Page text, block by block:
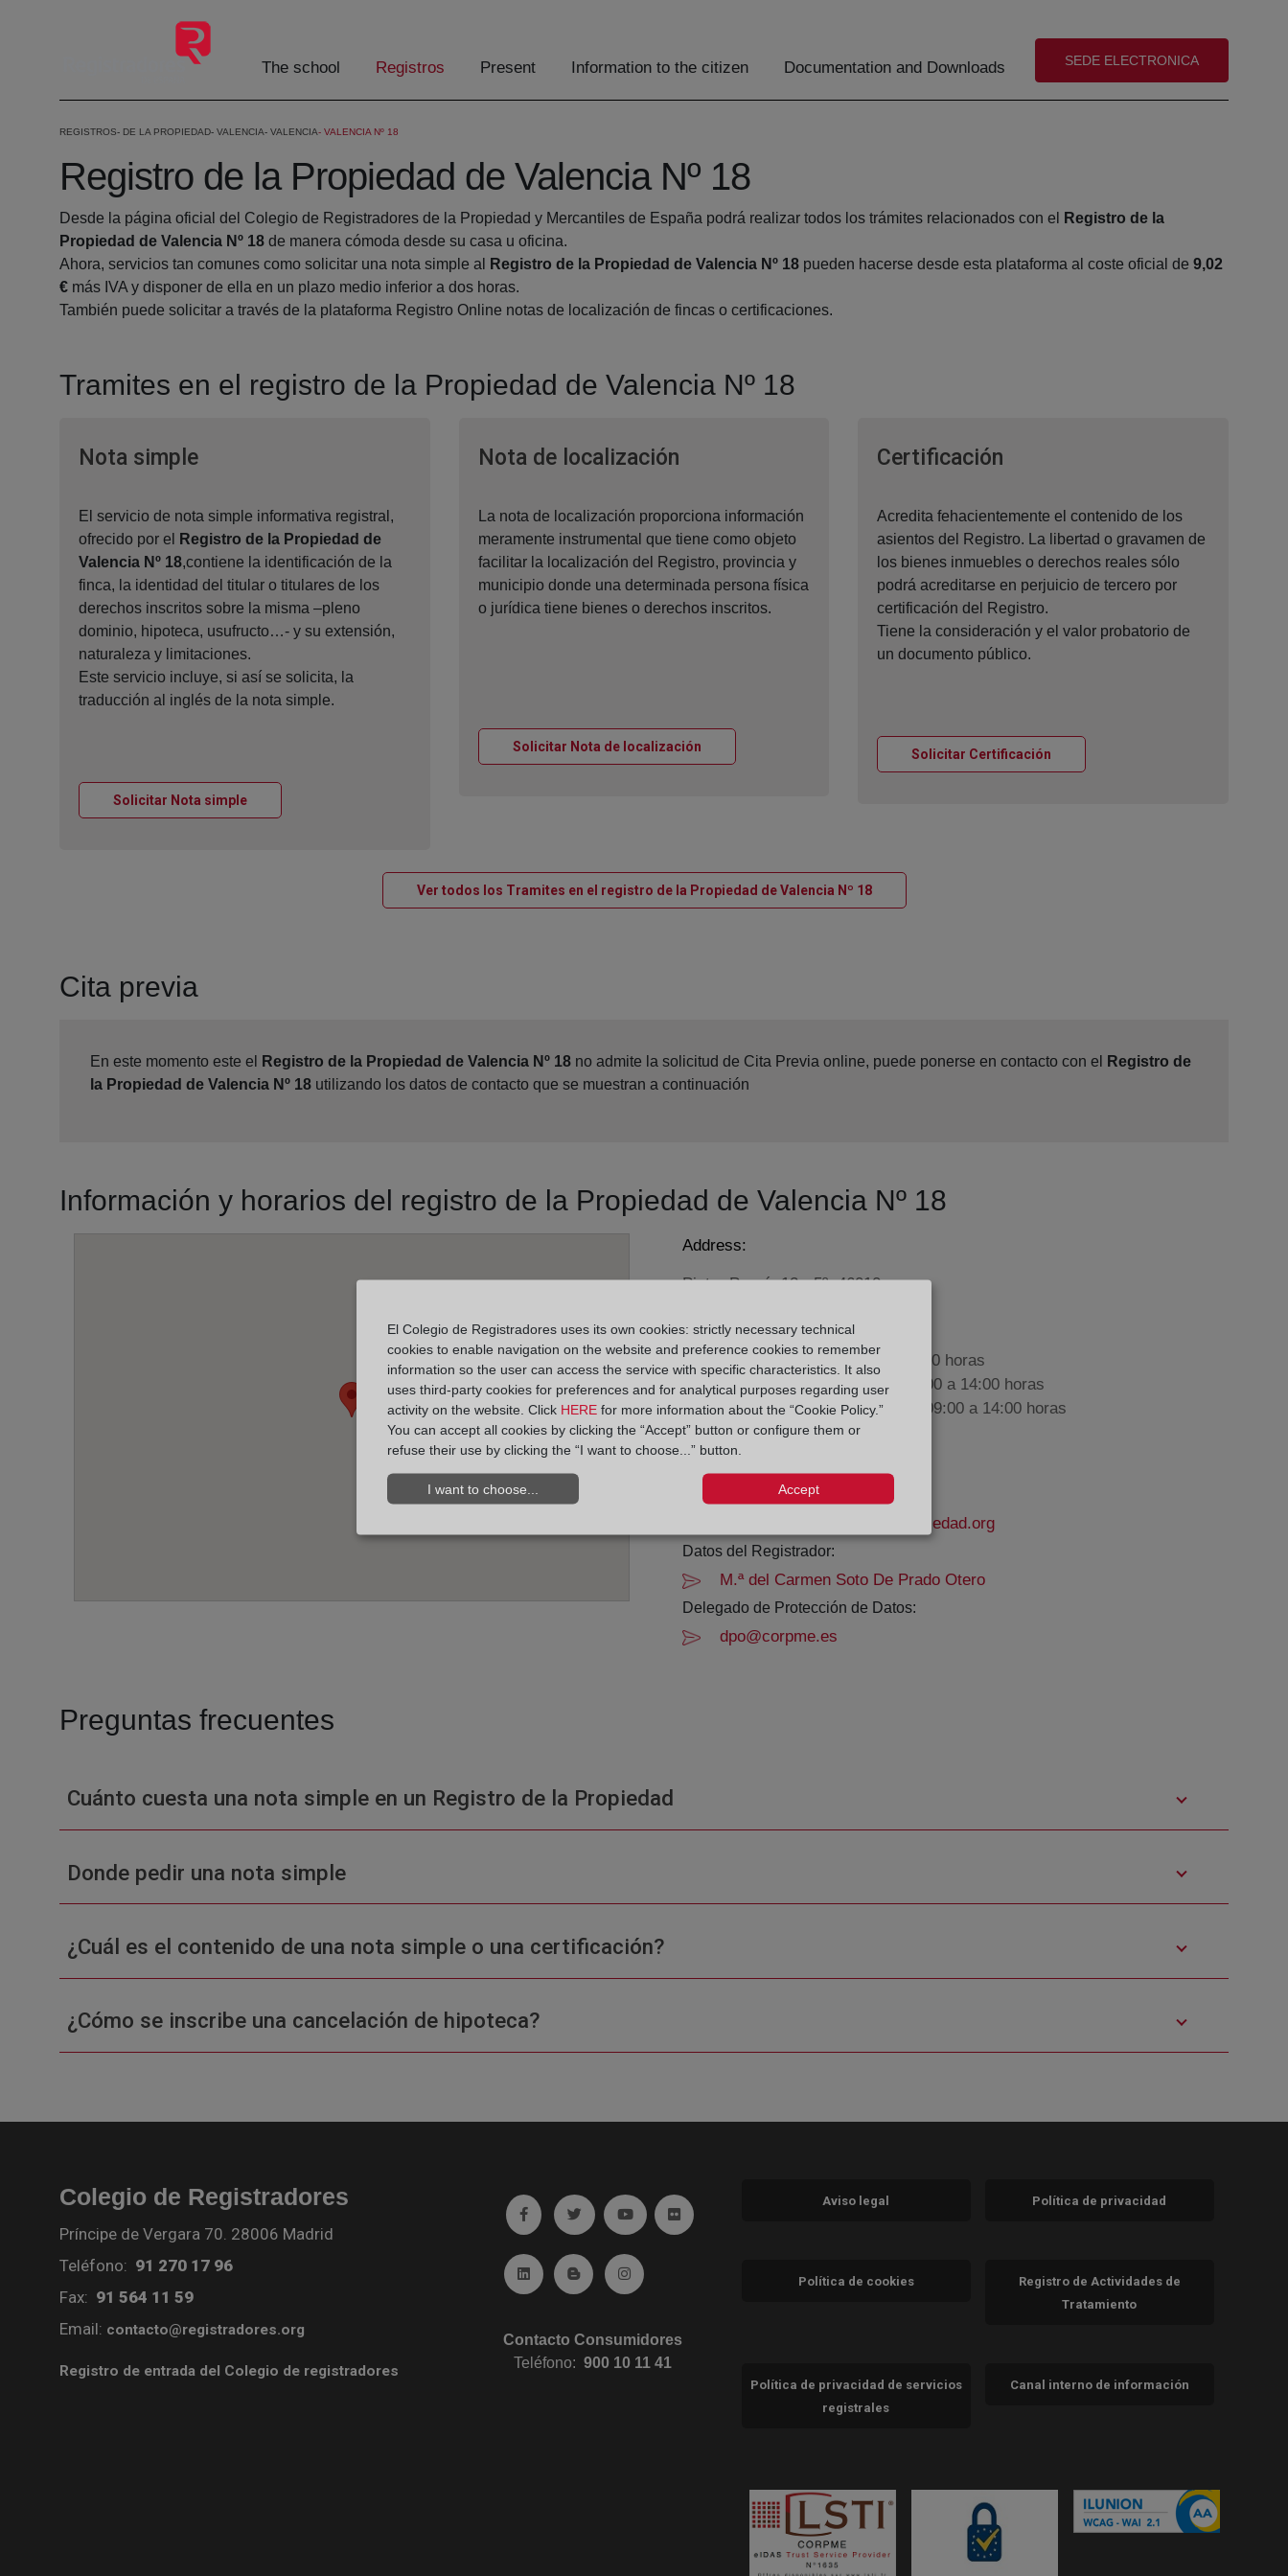
The school Registros Present Information to the citizen Documentation and Downloads (abre en nueva ventana)
SEDE ELECTRONICA
REGISTROS DE LA PROPIEDAD VALENCIA VALENCIA VALENCIA Nº 18
Registro de la Propiedad de Valencia Nº 18
Desde la página oficial del Colegio de Registradores de la Propiedad y Mercantiles de España podrá realizar todos los trámites relacionados con el
Registro de la
Propiedad de Valencia Nº 18 de manera cómoda desde su casa u oficina.
Ahora, servicios tan comunes como solicitar una nota simple al
Registro de la Propiedad de Valencia Nº 18 pueden hacerse desde esta plataforma al coste oficial de 9,02
€ más IVA y disponer de ella en un plazo medio inferior a dos horas.
También puede solicitar a través de la plataforma Registro Online notas de localización de fincas o certificaciones.
Tramites en el registro de la Propiedad de Valencia Nº 18
Nota simpleVentana nueva
El servicio de nota simple informativa registral,
ofrecido por el
Registro de la Propiedad de
Valencia Nº 18,contiene la identificación de la
finca, la identidad del titular o titulares de los
derechos inscritos sobre la misma –pleno
dominio, hipoteca, usufructo…- y su extensión,
naturaleza y limitaciones.
Este servicio incluye, si así se solicita, la
traducción al inglés de la nota simple.
Solicitar Nota simpleVentana nueva
Nota de localizaciónVentana nueva
La nota de localización proporciona información
meramente instrumental que tiene como objeto
facilitar la localización del Registro, provincia y
municipio donde una determinada persona física
o jurídica tiene bienes o derechos inscritos.
Solicitar Nota de localizaciónVentana nueva
Certificación
Acredita fehacientemente el contenido de los
asientos del Registro. La libertad o gravamen de
los bienes inmuebles o derechos reales sólo
podrá acreditarse en perjuicio de tercero por
certificación del Registro.
Tiene la consideración y el valor probatorio de
un documento público.
Solicitar Certificación
Ver todos los Tramites en el registro de la Propiedad de Valencia Nº 18Ventana nueva
Cita previa
En este momento este el Registro de la Propiedad de Valencia Nº 18 no admite la solicitud de Cita Previa online, puede ponerse en contacto con el
Registro de
la Propiedad de Valencia Nº 18 utilizando los datos de contacto que se muestran a continuación
Información y horarios del registro de la Propiedad de Valencia Nº 18
Address:
Pintor Peyró, 12 - 5º, 46010
Horario:
De lunes a viernes de 09:00 a 17:00 horas
Agosto: De lunes a viernes de 09:00 a 14:00 horas
Los días 24 y 31 de diciembre de 09:00 a 14:00 horas
96 339 24 25
valencia18@registrodelapropiedad.org
Datos del Registrador:
M.ª del Carmen Soto De Prado Otero
Delegado de Protección de Datos:
dpo@corpme.es
Preguntas frecuentes
Cuánto cuesta una nota simple en un Registro de la Propiedad
Donde pedir una nota simple
¿Cuál es el contenido de una nota simple o una certificación?
¿Cómo se inscribe una cancelación de hipoteca?
Colegio de Registradores
Príncipe de Vergara 70. 28006 Madrid
Teléfono: 91 270 17 96
Fax: 91 564 11 59
Email: contacto@registradores.org
Registro de entrada del Colegio de registradores
Ir a facebook (abre en ventana nueva)
Ir a twitter (abre en ventana nueva)
Ir a YouTube (abre en ventana nueva)
Ir a Flickr (abre en ventana nueva)
Ir a Linkedin (abre en ventana nueva)
Ir al Blog (abre en ventana nueva)
Ir a Instagram (abre en ventana nueva)
Contacto Consumidores
Teléfono:900 10 11 41
Aviso legal Política de privacidad
Política de cookies
Registro de Actividades de
Tratamiento
Política de privacidad de servicios
registrales
Canal interno de información
El Colegio de Registradores uses its own cookies: strictly necessary technical
cookies to enable navigation on the website and preference cookies to remember
information so the user can access the service with specific characteristics. It also
uses third-party cookies for preferences and for analytical purposes regarding user
activity on the website. Click HERE for more information about the “Cookie Policy.”
You can accept all cookies by clicking the “Accept” button or configure them or
refuse their use by clicking the “I want to choose...” button.
I want to choose... Accept